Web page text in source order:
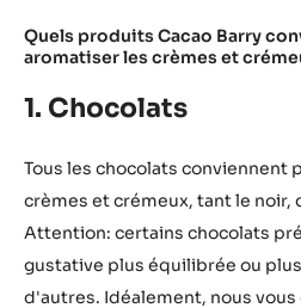
Quels produits Cacao Barry
aromatiser les crèmes et
1. Chocolats
Tous les chocolats conviennent
crèmes et crémeux, tant le noir,
Attention: certains chocolats
gustative plus équilibrée ou
d'autres. Idéalement, nous